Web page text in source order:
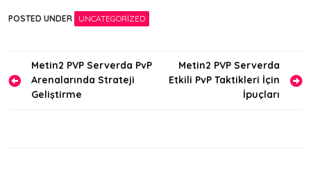
POSTED UNDER UNCATEGORIZED
Yazı
gezinmesi
Metin2 PVP Serverda PvP
Arenalarında Strateji
Geliştirme
Metin2 PVP Serverda
Etkili PvP Taktikleri İçin
İpuçları